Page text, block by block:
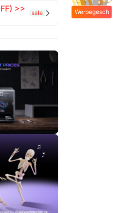
>>
sale 
Werbegesch